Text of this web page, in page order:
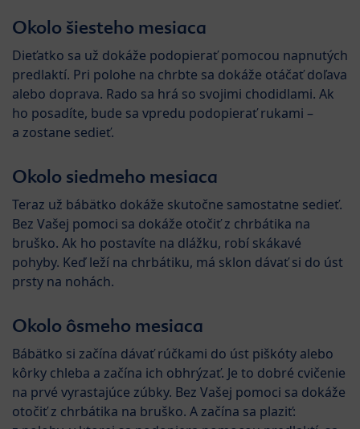
Okolo šiesteho mesiaca
Dieťatko sa už dokáže podopierať pomocou napnutých
predlaktí. Pri polohe na chrbte sa dokáže otáčať doľava
alebo doprava. Rado sa hrá so svojimi chodidlami. Ak
ho posadíte, bude sa vpredu podopierať rukami –
a zostane sedieť.
Okolo siedmeho mesiaca
Teraz už bábätko dokáže skutočne samostatne sedieť.
Bez Vašej pomoci sa dokáže otočiť z chrbátika na
bruško. Ak ho postavíte na dlážku, robí skákavé
pohyby. Keď leží na chrbátiku, má sklon dávať si do úst
prsty na nohách.
Okolo ôsmeho mesiaca
Bábätko si začína dávať rúčkami do úst piškóty alebo
kôrky chleba a začína ich obhrýzať. Je to dobré cvičenie
na prvé vyrastajúce zúbky. Bez Vašej pomoci sa dokáže
otočiť z chrbátika na bruško. A začína sa plaziť: